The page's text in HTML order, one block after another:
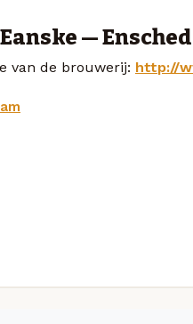
—
van de brouwerij: http://